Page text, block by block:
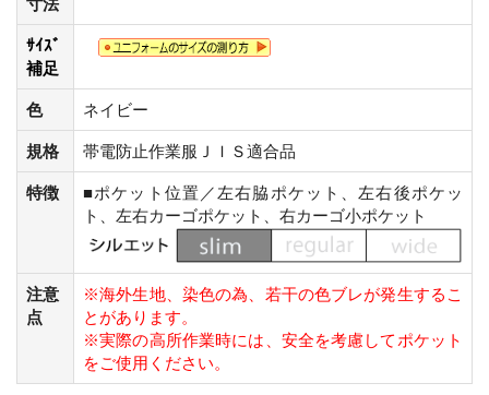
ｻｲｽﾞ
補足
色 ネイビー
規格 帯電防止作業服ＪＩＳ適合品
特徴
■ポケット位置／左右脇ポケット、左右後ポケッ
ト、左右カーゴポケット、右カーゴ小ポケット
注意
点
※海外生地、染色の為、若干の色ブレが発生するこ
とがあります。
※実際の高所作業時には、安全を考慮してポケット
をご使用ください。